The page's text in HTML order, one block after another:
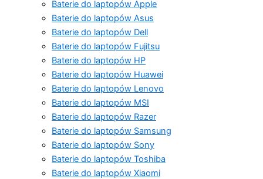
Baterie do laptopów Apple
Baterie do laptopów Asus
Baterie do laptopów Dell
Baterie do laptopów Fujitsu
Baterie do laptopów HP
Baterie do laptopów Huawei
Baterie do laptopów Lenovo
Baterie do laptopów MSI
Baterie do laptopów Razer
Baterie do laptopów Samsung
Baterie do laptopów Sony
Baterie do laptopów Toshiba
Baterie do laptopów Xiaomi